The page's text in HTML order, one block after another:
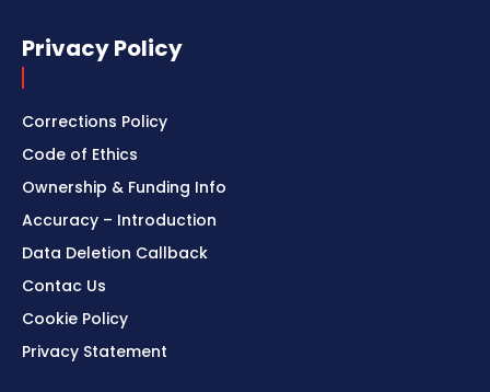
Privacy Policy
Corrections Policy
Code of Ethics
Ownership & Funding Info
Accuracy – Introduction
Data Deletion Callback
Contac Us
Cookie Policy
Privacy Statement